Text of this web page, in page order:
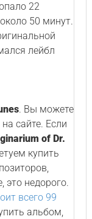
22
50 минут.
лейбл
. Вы можете
сайте. Если
of Dr.
купить
это недорого.
всего 99
альбом,